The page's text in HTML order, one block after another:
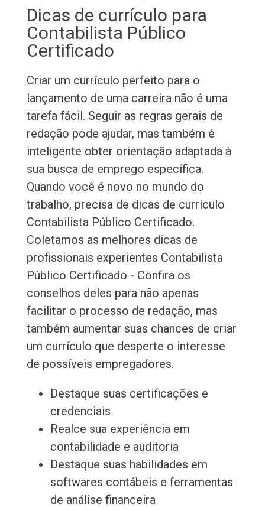
Dicas de currículo para
Contabilista Público
Certificado
Criar um currículo perfeito para o
lançamento de uma carreira não é uma
tarefa fácil. Seguir as regras gerais de
redação pode ajudar, mas também é
inteligente obter orientação adaptada à
sua busca de emprego específica.
Quando você é novo no mundo do
trabalho, precisa de dicas de currículo
Contabilista Público Certificado.
Coletamos as melhores dicas de
profissionais experientes Contabilista
Público Certificado - Confira os
conselhos deles para não apenas
facilitar o processo de redação, mas
também aumentar suas chances de criar
um currículo que desperte o interesse
de possíveis empregadores.
Destaque suas certificações e
credenciais
Realce sua experiência em
contabilidade e auditoria
Destaque suas habilidades em
softwares contábeis e ferramentas
de análise financeira